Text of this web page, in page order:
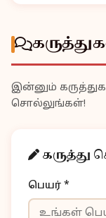
இன்னும்
சொல்லுங்கள்!
பெயர் *